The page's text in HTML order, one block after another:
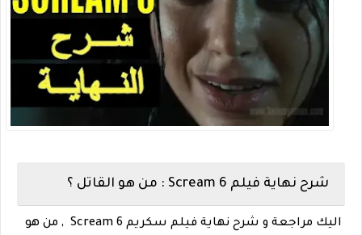
شرح نهاية فيلم Scream 6 : من هو القاتل ؟
اليك مراجعة و شرح نهاية فيلم سكريم Scream 6 , من هو